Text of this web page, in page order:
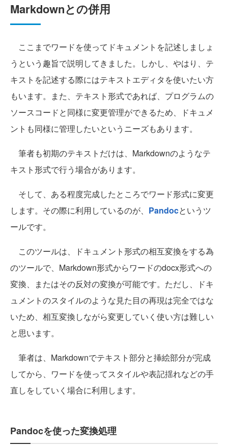
Markdownとの併用
ここまでワードを使ってドキュメントを記述しましょ
うという趣旨で説明してきました。しかし、やはり、テ
キストを記述する際にはテキストエディタを使いたい方
もいます。また、テキスト形式であれば、プログラムの
ソースコードと同様に変更管理ができるため、ドキュメ
ントも同様に管理したいというニーズもあります。
筆者も初期のテキストだけは、Markdownのようなテ
キスト形式で行う場合があります。
そして、ある程度完成したところでワード形式に変更
します。その際に利用しているのが、 Pandocというツ
ールです。
このツールは、ドキュメント形式の相互変換をする為
のツールで、Markdown形式からワードのdocx形式への
変換、またはその反対の変換が可能です。ただし、ドキ
ュメントのスタイルのような見た目の再現は完全ではな
いため、相互変換しながら変更していく使い方は難しい
と思います。
筆者は、Markdownでテキスト部分と挿絵部分が完成
してから、ワードを使ってスタイルや表記揺れなどの手
直しをしていく場合に利用します。
Pandocを使った変換処理